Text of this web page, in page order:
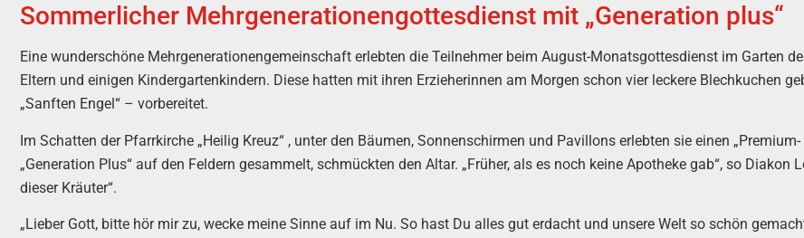
Sommerlicher Mehrgenerationengottesdienst mit „Generation plus“
Eine wunderschöne Mehrgenerationengemeinschaft erlebten die Teilnehmer beim August-Monatsgottesdienst im Garten
Eltern und einigen Kindergartenkindern. Diese hatten mit ihren Erzieherinnen am Morgen schon vier leckere Blechkuchen
„Sanften Engel“ – vorbereitet.
Im Schatten der Pfarrkirche „Heilig Kreuz“ , unter den Bäumen, Sonnenschirmen und Pavillons erlebten sie einen
„Generation Plus“ auf den Feldern gesammelt, schmückten den Altar. „Früher, als es noch keine Apotheke gab“, so
dieser Kräuter“.
„Lieber Gott, bitte hör mir zu, wecke meine Sinne auf im Nu. So hast Du alles gut erdacht und unsere Welt so schön